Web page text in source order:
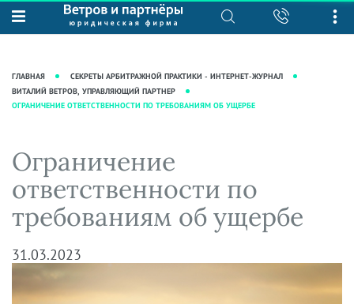
О нас
Рекомендации
фирмы
Кейсы
Вакансии
Юридические услуги
Интеллектуальная собственность
Сопровождение бизнеса
Ведение уголовных дел
Защита активов
База знаний
Журнал "Секреты арбитражной
практики"
Статьи
Аудиоподкасты
Видеоподкасты
Справочная
Вопросы-ответы
Вебинары и семинары
Прямые эфиры
ГЛАВНАЯ
СЕКРЕТЫ АРБИТРАЖНОЙ ПРАКТИКИ - ИНТЕРНЕТ-ЖУРНАЛ
ВИТАЛИЙ ВЕТРОВ, УПРАВЛЯЮЩИЙ ПАРТНЕР
ОГРАНИЧЕНИЕ ОТВЕТСТВЕННОСТИ ПО ТРЕБОВАНИЯМ ОБ УЩЕРБЕ
Ограничение
ответственности по
требованиям об ущербе
31.03.2023